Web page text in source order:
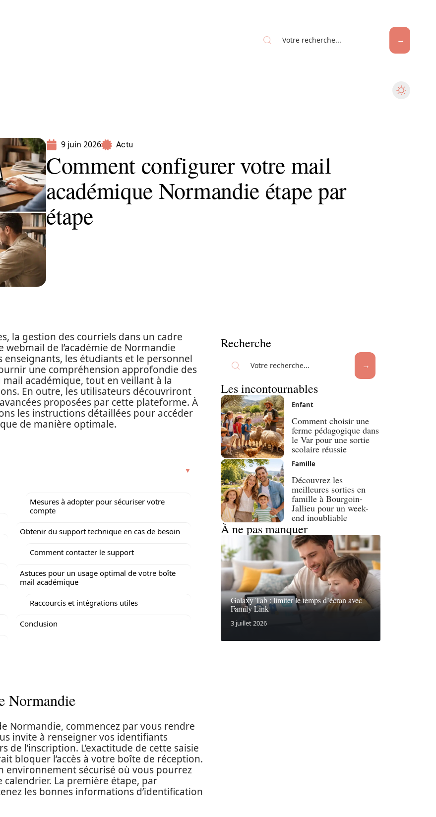
9 juin 2026 Actu
Comment configurer votre mail
académique Normandie étape par
étape
la gestion des courriels dans un cadre
de l’académie de Normandie
enseignants, les étudiants et le personnel
une compréhension approfondie des
académique, tout en veillant à la
En outre, les utilisateurs découvriront
proposées par cette plateforme. À
les instructions détaillées pour accéder
de manière optimale.
Mesures à adopter pour sécuriser votre
compte
Obtenir du support technique en cas de besoin
Comment contacter le support
Astuces pour un usage optimal de votre boîte
mail académique
Raccourcis et intégrations utiles
Conclusion
Normandie
Normandie, commencez par vous rendre
invite à renseigner vos identifiants
l’inscription. L’exactitude de cette saisie
bloquer l’accès à votre boîte de réception.
environnement sécurisé où vous pourrez
La première étape, par
les bonnes informations d’identification
Recherche
Les incontournables
Enfant
Comment choisir une
ferme pédagogique dans
le Var pour une sortie
scolaire réussie
Famille
Découvrez les
meilleures sorties en
famille à Bourgoin-
Jallieu pour un week-
end inoubliable
À ne pas manquer
Galaxy Tab : limiter le temps d’écran avec
Family Link
3 juillet 2026